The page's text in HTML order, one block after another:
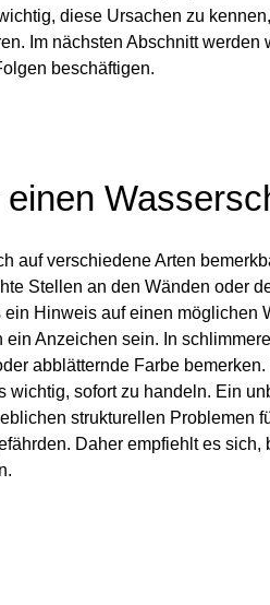
diese Ursachen zu
Im nächsten Abschnitt werden
beschäftigen.
auf verschiedene Arten
Stellen an den Wänden oder
Hinweis auf einen möglichen
Anzeichen sein. In
abblätternde Farbe
wichtig, sofort zu handeln. Ein
strukturellen Problemen
Daher empfiehlt es sich,